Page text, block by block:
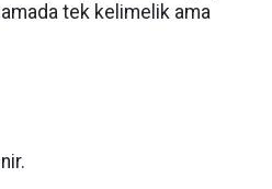
tek kelimelik ama